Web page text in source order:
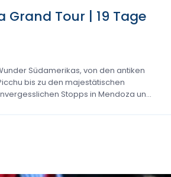
Grand Tour | 19 Tage
Südamerikas, von den antiken
bis zu den majestätischen
Stopps in Mendoza und